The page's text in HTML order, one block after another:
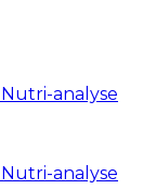
Nutri-analyse
Nutri-analyse